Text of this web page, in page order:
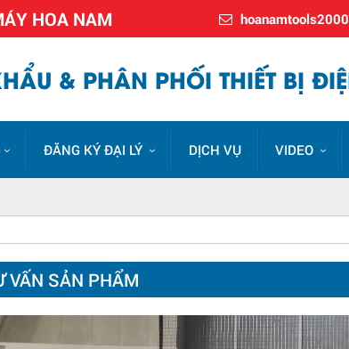
HOA NAM
& PHÂN PHỐI THIẾT BỊ
ĐĂNG KÝ ĐẠI LÝ DỊCH VỤ VIDEO
VẤN SẢN PHẨM